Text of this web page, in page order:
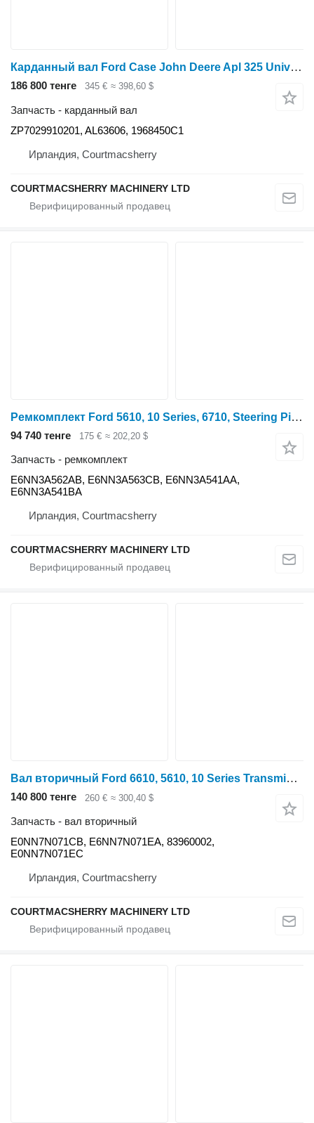
Карданный вал Ford Case John Deere Apl 325 Universal Joint Zp7029910201, Al63606, 1 ZP7029910201 для трактора колесного
186 800 тенге 345 € ≈ 398,60 $
Запчасть - карданный вал
ZP7029910201, AL63606, 1968450C1
Ирландия, Courtmacsherry
COURTMACSHERRY MACHINERY LTD
Ремкомплект Ford 5610, 10 Series, 6710, Steering Pipes Kit E6nn3a562ab, E6nn3a563 E6NN3A562AB для трактора колесного
94 740 тенге 175 € ≈ 202,20 $
Запчасть - ремкомплект
E6NN3A562AB, E6NN3A563CB, E6NN3A541AA,
E6NN3A541BA
Ирландия, Courtmacsherry
COURTMACSHERRY MACHINERY LTD
Вал вторичный Ford 6610, 5610, 10 Series Transmission Shaft Assy 83960002, E0nn7146 E0NN7N071CB для трактора колесного Ford 6610, 5610, 10 Series
140 800 тенге 260 € ≈ 300,40 $
Запчасть - вал вторичный
E0NN7N071CB, E6NN7N071EA, 83960002,
E0NN7N071EC
Ирландия, Courtmacsherry
COURTMACSHERRY MACHINERY LTD